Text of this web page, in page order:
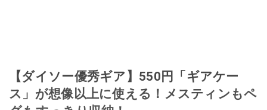
【ダイソー優秀ギア】550円「ギアケー
ス」が想像以上に使える！メスティンもペ